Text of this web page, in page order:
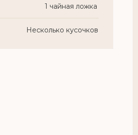
1 чайная ложка
Несколько кусочков